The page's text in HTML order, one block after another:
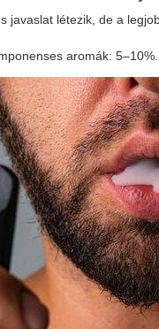
javaslat létezik, de a
aromák: 5–10%.